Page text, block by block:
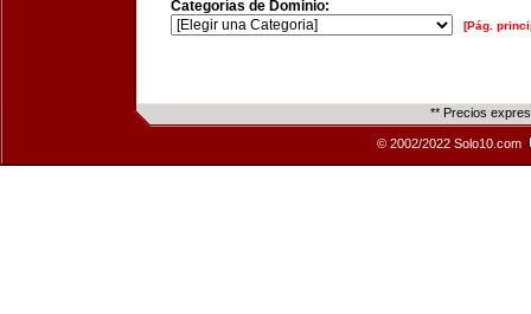
Categorías de Dominio:
[Pág.
** Precios
© 2002/2022 Solo10.com